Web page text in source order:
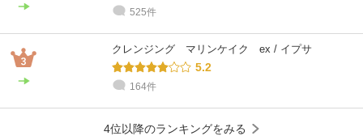
525件
クレンジング マリンケイク ex / イプサ
5.2
164件
4位以降のランキングをみる